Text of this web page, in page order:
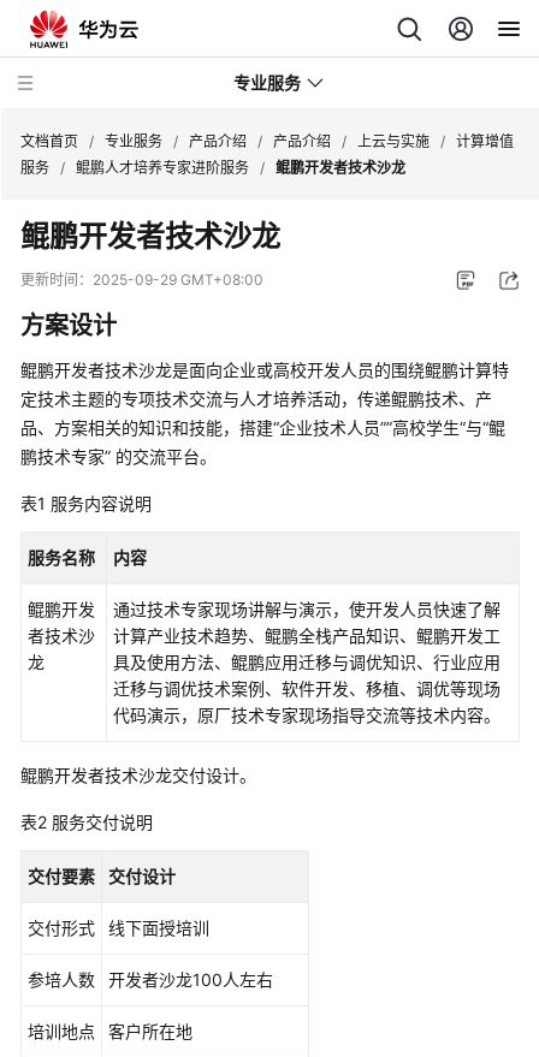
专业服务
服
务
公
品
介
绍
品
绍
咨
上
与
施
云
移
文档首页 / 专业服务 / 产品介绍 / 产品介绍 / 上云与实施 / 计算增值
服务 / 鲲鹏人才培养专家进阶服务 / 鲲鹏开发者技术沙龙
鲲鹏开发者技术沙龙
更新时间： 2025-09-29 GMT+08:00
方案设计
鲲鹏开发者技术沙龙是面向企业或高校开发人员的围绕鲲鹏计算特
定技术主题的专项技术交流与人才培养活动，传递鲲鹏技术、产
品、方案相关的知识和技能，搭建“企业技术人员””高校学生“与“鲲
鹏技术专家” 的交流平台。
表1 服务内容说明
服务名称 内容
鲲鹏开发
者技术沙
龙
通过技术专家现场讲解与演示，使开发人员快速了解
计算产业技术趋势、鲲鹏全栈产品知识、鲲鹏开发工
具及使用方法、鲲鹏应用迁移与调优知识、行业应用
迁移与调优技术案例、软件开发、移植、调优等现场
代码演示，原厂技术专家现场指导交流等技术内容。
鲲鹏开发者技术沙龙交付设计。
表2 服务交付说明
交付要素 交付设计
交付形式 线下面授培训
参培人数 开发者沙龙100人左右
培训地点 客户所在地